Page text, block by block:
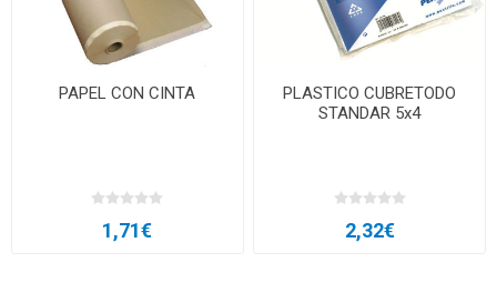
PAPEL CON CINTA
1,71€
PLASTICO CUBRETODO
STANDAR 5x4
2,32€